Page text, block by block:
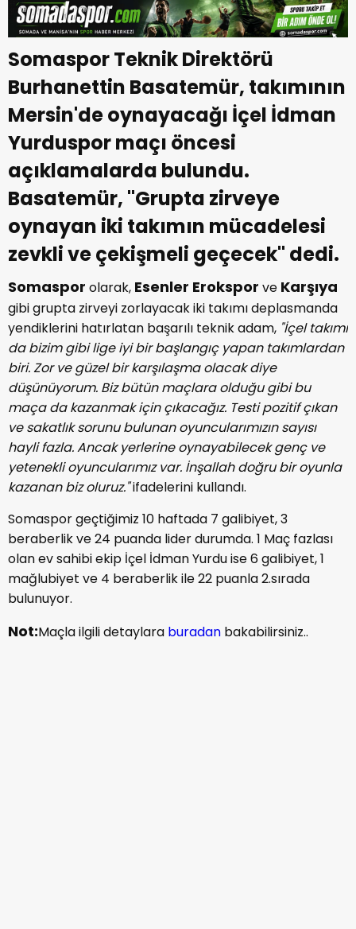
Somaspor Teknik Direktörü
Burhanettin Basatemür, takımının
Mersin'de oynayacağı İçel İdman
Yurduspor maçı öncesi
açıklamalarda bulundu.
Basatemür, "Grupta zirveye
oynayan iki takımın mücadelesi
zevkli ve çekişmeli geçecek'' dedi.
Somaspor olarak, Esenler Erokspor ve Karşıya
gibi grupta zirveyi zorlayacak iki takımı deplasmanda
yendiklerini hatırlatan başarılı teknik adam, "İçel takımı
da bizim gibi lige iyi bir başlangıç yapan takımlardan
biri. Zor ve güzel bir karşılaşma olacak diye
düşünüyorum. Biz bütün maçlara olduğu gibi bu
maça da kazanmak için çıkacağız. Testi pozitif çıkan
ve sakatlık sorunu bulunan oyuncularımızın sayısı
hayli fazla. Ancak yerlerine oynayabilecek genç ve
yetenekli oyuncularımız var. İnşallah doğru bir oyunla
kazanan biz oluruz."ifadelerini kullandı.
Somaspor geçtiğimiz 10 haftada 7 galibiyet, 3
beraberlik ve 24 puanda lider durumda. 1 Maç fazlası
olan ev sahibi ekip İçel İdman Yurdu ise 6 galibiyet, 1
mağlubiyet ve 4 beraberlik ile 22 puanla 2.sırada
bulunuyor.
Not:Maçla ilgili detaylara buradan bakabilirsiniz..